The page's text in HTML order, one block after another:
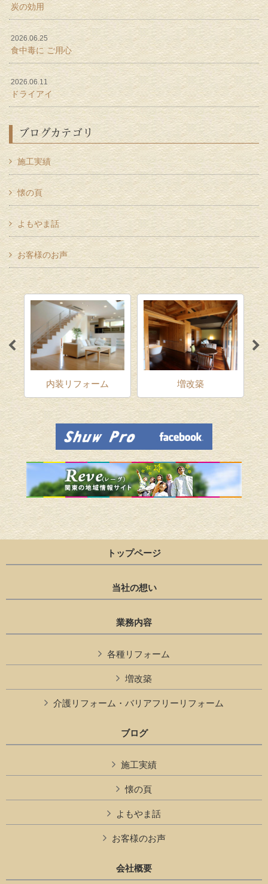
炭の効用
2026.06.25
食中毒に ご用心
2026.06.11
ドライアイ
ブログカテゴリ
施工実績
懐の頁
よもやま話
お客様のお声
内装リフォーム 増改築
トップページ
当社の想い
業務内容
各種リフォーム
増改築
介護リフォーム・バリアフリーリフォーム
ブログ
施工実績
懐の頁
よもやま話
お客様のお声
会社概要